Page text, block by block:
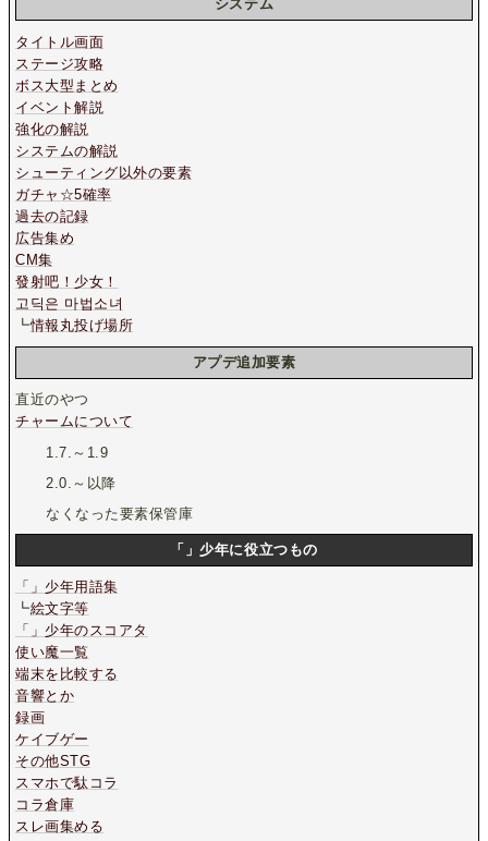
システム
タイトル画面
ステージ攻略
ボス大型まとめ
イベント解説
強化の解説
システムの解説
シューティング以外の要素
ガチャ☆5確率
過去の記録
広告集め
CM集
發射吧！少女！
고딕은 마법소녀
┗情報丸投げ場所
アプデ追加要素
直近のやつ
チャームについて
1.7.～1.9
2.0.～以降
なくなった要素保管庫
「」少年に役立つもの
「」少年用語集
┗絵文字等
「」少年のスコアタ
使い魔一覧
端末を比較する
音響とか
録画
ケイブゲー
その他STG
スマホで駄コラ
コラ倉庫
スレ画集める